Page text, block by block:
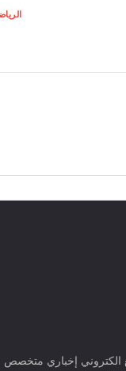
الكتروني إخباري متخصص